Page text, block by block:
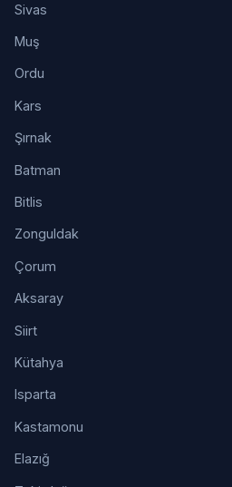
Sivas
Muş
Ordu
Kars
Şırnak
Batman
Bitlis
Zonguldak
Çorum
Aksaray
Siirt
Kütahya
Isparta
Kastamonu
Elazığ